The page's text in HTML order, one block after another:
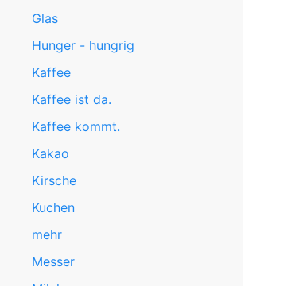
Glas
Hunger - hungrig
Kaffee
Kaffee ist da.
Kaffee kommt.
Kakao
Kirsche
Kuchen
mehr
Messer